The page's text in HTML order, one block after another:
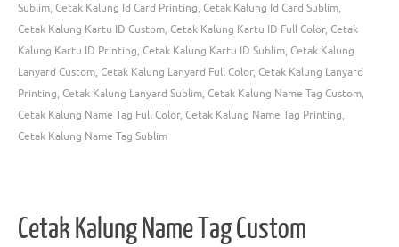
Sublim, Cetak Kalung Id Card Printing, Cetak Kalung Id Card Sublim,
Cetak Kalung Kartu ID Custom, Cetak Kalung Kartu ID Full Color, Cetak
Kalung Kartu ID Printing, Cetak Kalung Kartu ID Sublim, Cetak Kalung
Lanyard Custom, Cetak Kalung Lanyard Full Color, Cetak Kalung Lanyard
Printing, Cetak Kalung Lanyard Sublim, Cetak Kalung Name Tag Custom,
Cetak Kalung Name Tag Full Color, Cetak Kalung Name Tag Printing,
Cetak Kalung Name Tag Sublim
Cetak Kalung Name Tag Custom